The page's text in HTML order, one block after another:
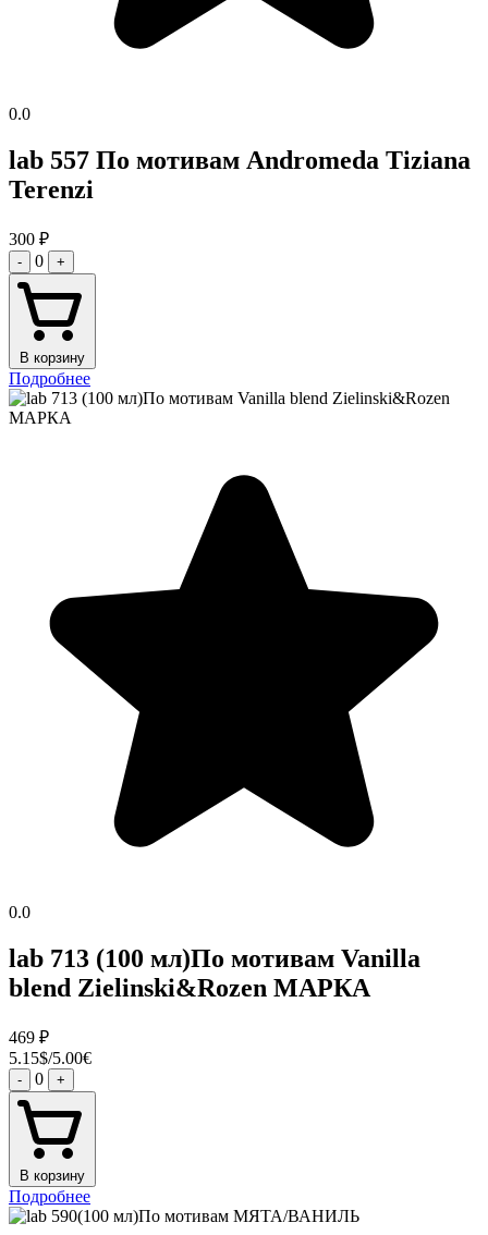
0.0
lab 557 По мотивам Andromeda Tiziana
Terenzi
300 ₽
- 0 +
В корзину
Подробнее
0.0
lab 713 (100 мл)По мотивам Vanilla
blend Zielinski&Rozen МАРКА
469 ₽
5.15$/5.00€
- 0 +
В корзину
Подробнее